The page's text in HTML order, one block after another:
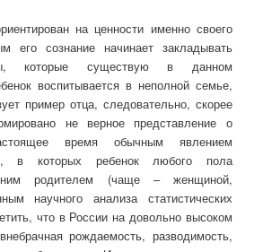
на ценности именно своего
сознание начинает закладывать
которые существую в данном
воспитывается в неполной семье,
пример отца, следовательно, скорее
не верное представление о
время обычным явлением
в которых ребенок любого пола
родителем (чаще – женщиной,
научного анализа статистических
что в России на довольно высоком
рождаемость, разводимость,